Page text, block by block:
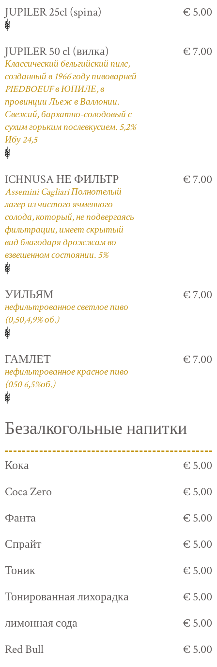
JUPILER 25cl (spina) € 5.00
JUPILER 50 cl (вилка)
Классический бельгийский пилс,
созданный в 1966 году пивоварней
PIEDBOEUF в ЮПИЛЕ, в
провинции Льеж в Валлонии.
Свежий, бархатно-солодовый с
сухим горьким послевкусием. 5,2%
Ибу 24,5
€ 7.00
ICHNUSA НЕ ФИЛЬТР
Assemini Cagliari Полнотелый
лагер из чистого ячменного
солода, который, не подвергаясь
фильтрации, имеет скрытый
вид благодаря дрожжам во
взвешенном состоянии. 5%
€ 7.00
УИЛЬЯМ
нефильтрованное светлое пиво
(0,50,4,9% об.)
€ 7.00
ГАМЛЕТ
нефильтрованное красное пиво
(050 6,5%об.)
€ 7.00
Безалкогольные напитки
Кока
€ 5.00
Coca Zero
€ 5.00
Фанта
€ 5.00
Спрайт
€ 5.00
Тоник
€ 5.00
Тонированная лихорадка
€ 5.00
лимонная сода
€ 5.00
Red Bull
€ 5.00